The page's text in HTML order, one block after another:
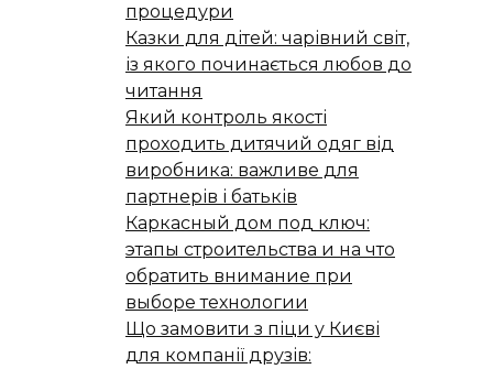
процедури
Казки для дітей: чарівний світ,
із якого починається любов до
читання
Який контроль якості
проходить дитячий одяг від
виробника: важливе для
партнерів і батьків
Каркасный дом под ключ:
этапы строительства и на что
обратить внимание при
выборе технологии
Що замовити з піци у Києві
для компанії друзів: